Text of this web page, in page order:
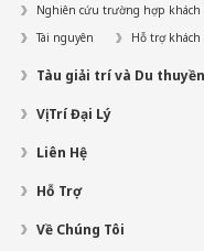
Nghiên cứu trường hợp khách
Tài nguyên
Hỗ trợ khách
Tàu giải trí và Du thuyền
Vị Trí Đại Lý
Liên Hệ
Hỗ Trợ
Về Chúng Tôi